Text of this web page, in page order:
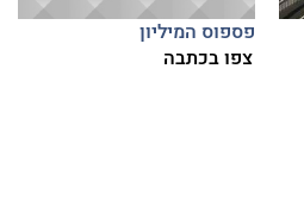
פספוס המיליון
צפו בכתבה